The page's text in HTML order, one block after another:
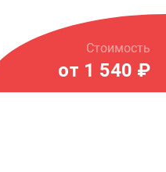
Стоимость
от 1 540 ₽